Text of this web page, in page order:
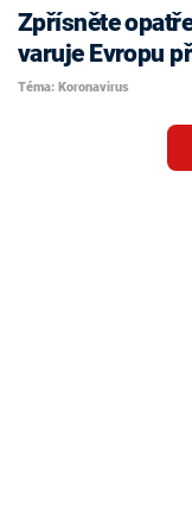
Zpřísněte
varuje Evropu
Téma: Koronavirus